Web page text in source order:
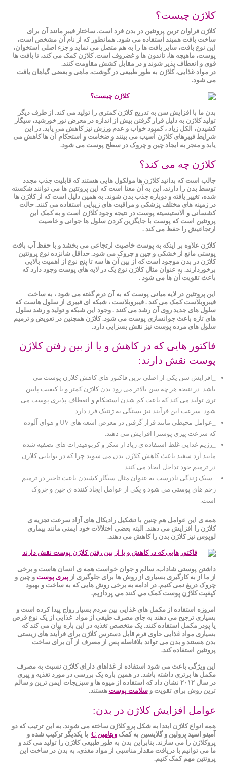
کلاژن چیست؟
کلاژن فراوان ترین پروتئین در بدن فرد است. ساختار فیبر مانند آن برای
ساخت بافت همبند استفاده می شود. همانطور که از نام آن مشخص است،
این نوع بافت، سایر بافت ها را به هم متصل می نماید و جزء اصلی استخوان،
پوست، ماهیچه ها، تاندون ها و غضروف است. کلاژن کمک می کند، تا بافت ها
قوی و انعطاف پذیر شوند و در مقابل کشش مقاومت کنند.
در مواد غذایی، کلاژن به طور طبیعی در گوشت، ماهی و بعضی گیاهان یافت
می شود.
بدن ما با افزایش سن به تدریج کلاژن کمتری را تولید می کند. از طرف دیگر
تولید کلاژن به دلیل قرار گرفتن بیش از اندازه در معرض نور خورشید، سیگار
کشیدن، الکل زیاد ، کمبود خواب و عدم ورزش نیز کاهش می یابد. در این
شرایط فیبرهای کلاژن آسیب می بینند و ضخامت و استحکام آن ها کاهش می
یابد و منجر به ایجاد چین و چروک در سطح پوست می شود.
کلاژن چه می کند؟
جالب است که بدانید کلاژن‌ ها مولکول ‌هایی هستند که قابلیت جذب مجدد
توسط بدن را دارند، این به آن معنا است که این پروتئین ‌ها می‌ توانند شکسته
شده، تغییر یافته و دوباره جذب بدن شوند. به همین دلیل است که از کلاژن ‌ها
در زمینه‌ های مختلف پزشکی و مراقبت ‌های زیبایی استفاده می کنند. حالت
کشسانی و الاستیسیته پوست در نتیجه وجود کلاژن است و به کمک این
پروتئین است که پوست با جایگزین کردن سلول ها جوانی و خاصیت
ارتجاعیش را حفظ می کند .
کلاژن علاوه بر اینکه به پوست خاصیت ارتجاعی می بخشد و با حفظ آب بافت
پوستی مانع از خشکی و چین و چروک می شود. حداقل شانزده نوع پروتئین
کلاژن در بدن موجود است که از بین آن ها سه تا پنج نوع از اهمیت بالایی
برخوردارند. به عنوان مثال کلاژن نوع یک در لایه های پوست وجود دارد که
باعث تقویت آن ها می شود .
این پروتئین در لایه میانی پوست که به آن درم گفته می شود ، به ساخت
فیبروبلاست کمک می کند . فیبروبلاست ، شبکه ای فیبری از سلول هاست که
سلول های جدید روی آن رشد می کنند . وجود این شبکه و تولید و رشد سلول
های تازه باعث جوانسازی پوست می شود. کلاژن همچنین در تعویض و ترمیم
سلول های مرده پوست نیز نقش بسزایی دارد.
فاکتور هایی که در کاهش و یا از بین رفتن کلاژن
پوست نقش دارند:
_افزایش سن یکی از اصلی ترین فاکتور های کاهش کلاژن پوست می
باشد. در نتیجه هر چه سن بالاتر می رود بدن کلاژن کمتر و با کیفیت پایین
تری تولید می کند که باعث کم شدن استحکام و انعطاف پذیری پوست می
شود. سرعت این فرآیند نیز بستگی به ژنتیک فرد دارد.
_عوامل محیطی مانند قرار گرفتن در معرض اشعه های UV و هوای آلوده
که سرعت پیری پوسترا افزایش می دهند.
_رژیم غذایی غلط استفاده ی زیاد از شکر و کربوهیدرات های تصفیه شده
مانند آرد سفید باعث کاهش کلاژن بدن می شوند چرا که در توانایی کلاژن
در ترمیم خود تداخل ایجاد می کنند.
_سبک زندگی نادرست به عنوان مثال سیگار کشیدن باعث تاخیر در ترمیم
زخم های پوستی می شود و یکی از عوامل ایجاد کننده ی چین و چروک
است.
همه ی این عوامل هم چنین با تشکیل رادیکال های آزاد سرعت تجزیه ی
کلاژن را افزایش می دهند. البته بعضی اختلالات خود ایمنی مانند بیماری
لوپوس نیز کلاژن بدن را کاهش می دهند.
داشتن پوستی شاداب، سالم و جوان خواست همه ی انسان هاست و برخی
از ما از به کارگیری بسیاری از روش ها برای جلوگیری از پیری پوست و چین و
چروک دریغ نمی کنیم. در ادامه به برخی روش هایی که به ساخت و بهبود
کیفیت کلاژن پوست کمک می کنند می پردازیم.
امروزه استفاده از مکمل های غذایی بین مردم بسیار رواج پیدا کرده است و
بسیاری ترجیح می دهند به جای مصرف طیفی از مواد غذایی از یک نوع قرص
یا پودر مکمل استفاده کنند. یک متخصص تغذیه در این باره بیان می کند که
بسیاری مواد غذایی حاوی فرم قابل دسترس کلاژن برای فرآیند های زیستی
بدن هستند و بدن می تواند بلافاصله پس از مصرف از آن برای ساخت
پروتئین استفاده کند.
این ویژگی باعث می شود استفاده از غذاهای دارای کلاژن نسبت به مصرف
مکمل ها برتری داشته باشد. در همین باره یک بررسی در مورد تغذیه و پیری
در سال ۲۰۱۲ نشان داد که استفاده از میوه ها و سبزیجات ایمن ترین و سالم
ترین روش برای تقویت وسلامت پوست هستند.
عوامل افزایش کلاژن در بدن:
همه انواع کلاژن ابتدا به شکل پرو کلاژن ساخته می شوند. به این ترتیب که دو
آمینو اسید پرولین و گلایسین به کمکویتامین C
با یکدیگر ترکیب شده و
پروکلاژن را می سازند. بنابراین بدن به طور طبیعی کلاژن را تولید می کند و
ما می توانیم با دریافت مقدار مناسبی از مواد مغذی، به بدن در ساخت این
پروتئین مهم کمک کنیم.